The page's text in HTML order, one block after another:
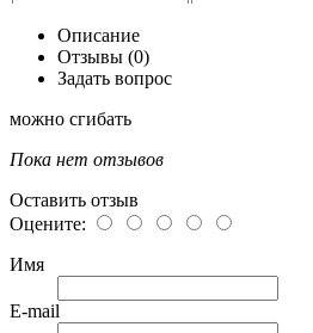
Описание
Отзывы (0)
Задать вопрос
можно сгибать
Пока нет отзывов
Оставить отзыв
Оцените:
Имя
E-mail